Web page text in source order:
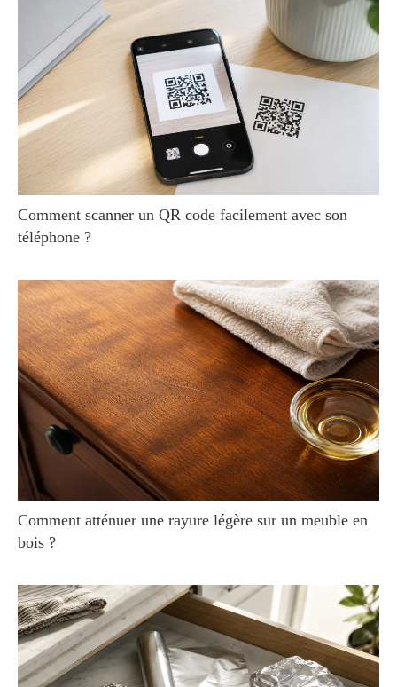
Comment scanner un QR code facilement avec son
téléphone ?
Comment atténuer une rayure légère sur un meuble en
bois ?